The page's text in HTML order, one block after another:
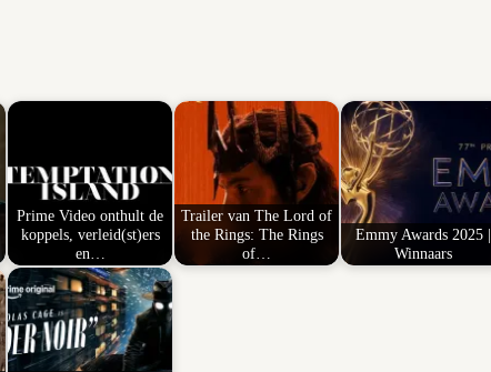
Prime Video onthult de
koppels, verleid(st)ers
en…
Trailer van The Lord of
the Rings: The Rings
of…
Emmy Awards 2025 |
Winnaars